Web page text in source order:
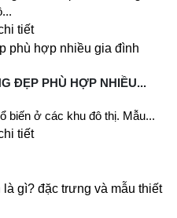
tiết
ĐẸP PHÙ HỢP NHIỀU...
biến ở các khu đô thị. Mẫu...
tiết